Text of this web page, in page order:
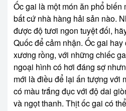
Ốc gai là một món ăn phổ biến
bất cứ nhà hàng hải sản nào.
được độ tươi ngon tuyệt đối,
Quốc để cảm nhận. Ốc gai
xương rồng, với những chiếc
ngoại hình có hơi đáng sợ
mới là điều để lại ấn tượng với
có màu trắng đục với độ dai
và ngọt thanh. Thịt ốc gai có